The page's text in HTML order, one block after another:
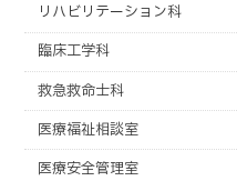
リハビリテーション科
臨床工学科
救急救命士科
医療福祉相談室
医療安全管理室